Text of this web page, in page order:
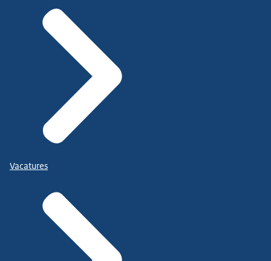
Vacatures